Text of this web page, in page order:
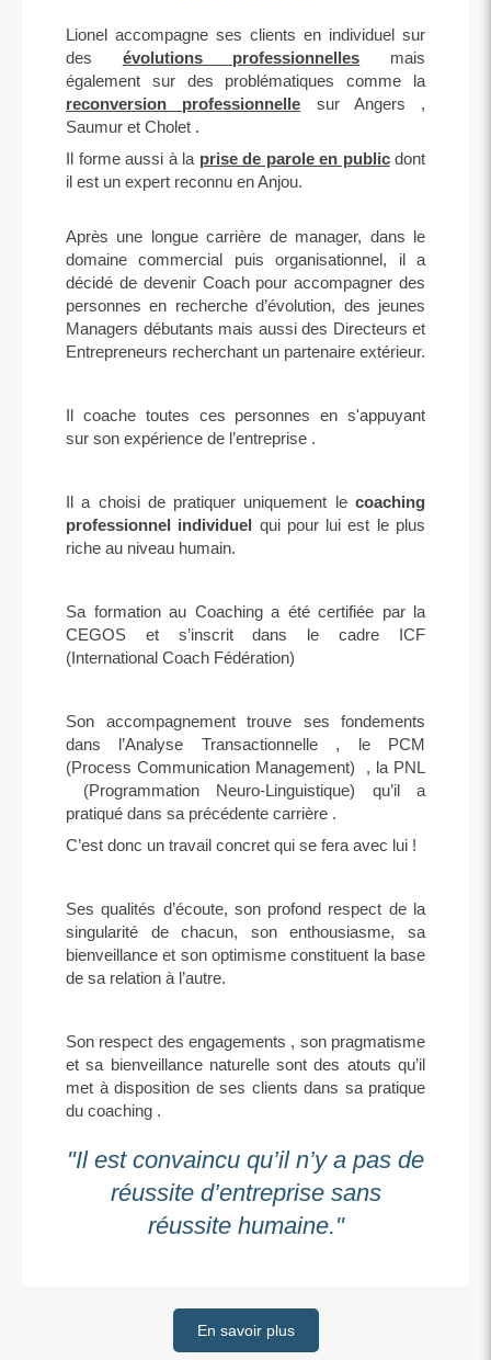
Lionel accompagne ses clients en individuel sur
des
évolutions professionnelles
mais
également sur des problématiques comme la
reconversion professionnelle sur Angers ,
Saumur et Cholet .
Il forme aussi à la prise de parole en publicdont
il est un expert reconnu en Anjou.
Après une longue carrière de manager, dans le
domaine commercial puis organisationnel, il a
décidé de devenir Coach pour accompagner des
personnes en recherche d’évolution, des jeunes
Managers débutants mais aussi des Directeurs et
Entrepreneurs recherchant un partenaire extérieur.
Il coache toutes ces personnes en s'appuyant
sur son expérience de l’entreprise .
Il a choisi de pratiquer uniquement le coaching
professionnel individuel qui pour lui est le plus
riche au niveau humain.
Sa formation au Coaching a été certifiée par la
CEGOS et s’inscrit dans le cadre ICF
(International Coach Fédération)
Son accompagnement trouve ses fondements
dans l’Analyse Transactionnelle , le PCM
(Process Communication Management) , la PNL
(Programmation Neuro-Linguistique) qu’il a
pratiqué dans sa précédente carrière .
C’est donc un travail concret qui se fera avec lui !
Ses qualités d’écoute, son profond respect de la
singularité de chacun, son enthousiasme, sa
bienveillance et son optimisme constituent la base
de sa relation à l’autre.
Son respect des engagements , son pragmatisme
et sa bienveillance naturelle sont des atouts qu’il
met à disposition de ses clients dans sa pratique
du coaching .
"Il est convaincu qu’il n’y a pas de
réussite d’entreprise sans
réussite humaine."
En savoir plus